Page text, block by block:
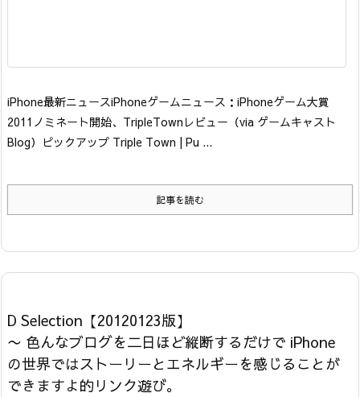
iPhone最新ニュースiPhoneゲームニュース：iPhoneゲーム大賞
2011ノミネート開始、TripleTownレビュー （via ゲームキャスト
Blog） ピックアップ Triple Town | Pu ...
記事を読む
D Selection【20120123版】
〜 色んなブログを二日ほど縦断するだけで iPhone
の世界ではストーリーとエネルギーを感じることが
できますよ的リンク遊び。